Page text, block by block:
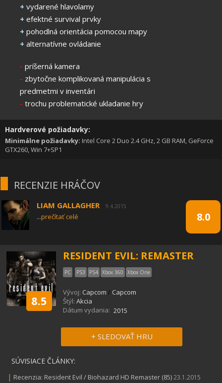
+ vydarené hlavolamy
+ efektné survival prvky
+ pohodlná orientácia pomocou mapy
+ alternatívne ovládanie
- príšerná kamera
- zbytočne komplikovaná manipulácia s
predmetmi v inventári
- trochu problematické ukladanie hry
Hardverové požiadavky:
Minimálne požiadavky: Intel Core 2 Duo 2.4 GHz, 2 GB RAM, GeForce
GTX260, Win 7+SP1
RECENZIE HRÁČOV
8.0
LIAM GALLAGHER 9.4.2015
...prečítať celé
8.5
RESIDENT EVIL: REMASTER
PC PS3 PS4 Xbox 360 Xbox One
Vývoj: Capcom / Capcom
Štýl: Akcia
Dátum vydania: 2015
+ SLEDOVAŤ HRU
SÚVISIACE ČLÁNKY:
| Recenzia: Resident Evil / Biohazard HD Remaster (85)23.1.2015